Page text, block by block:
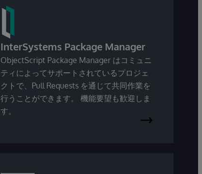
InterSystems Package Manager
ObjectScript Package Manager はコミュニ
ティによってサポートされているプロジェ
クトで、Pull Requests を通じて共同作業を
行うことができます。 機能要望も歓迎しま
す。